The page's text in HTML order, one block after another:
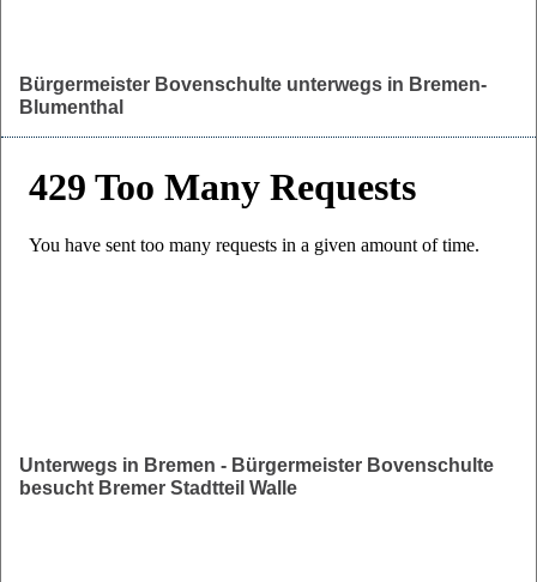
Bürgermeister Bovenschulte unterwegs in Bremen-
Blumenthal
Unterwegs in Bremen - Bürgermeister Bovenschulte
besucht Bremer Stadtteil Walle